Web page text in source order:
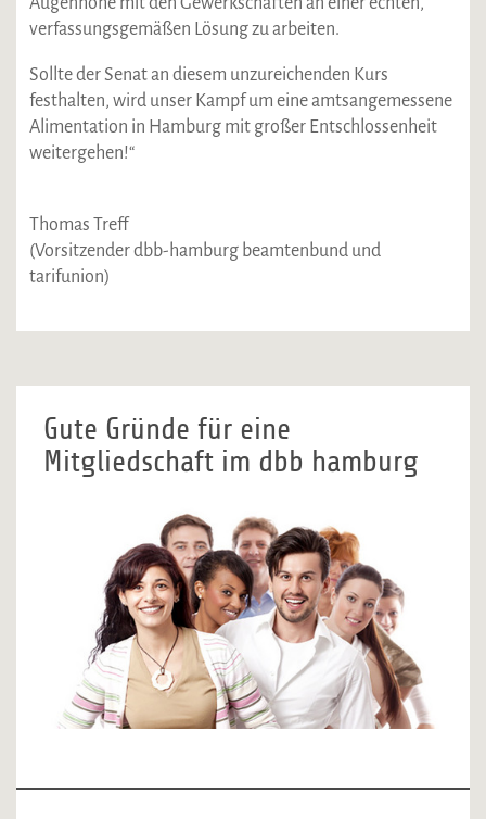
verfassungsgemäßen Lösung zu arbeiten.
Sollte der Senat an diesem unzureichenden Kurs
festhalten, wird unser Kampf um eine amtsangemessene
Alimentation in Hamburg mit großer Entschlossenheit
weitergehen!“
Thomas Treff
(Vorsitzender dbb-hamburg beamtenbund und
tarifunion)
Gute Gründe für eine
Mitgliedschaft im dbb hamburg